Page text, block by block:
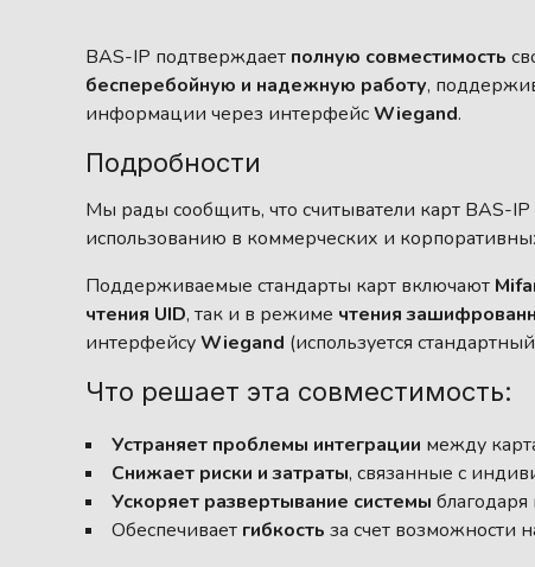
BAS-IP подтверждает полную совместимость
бесперебойную и надежную работу,
информации через интерфейсWiegand.
Подробности
Мы рады сообщить, что считыватели карт BAS-
использованию в коммерческих и
Поддерживаемые стандарты карт включают
чтения UID, так и в режиме чтения
интерфейсуWiegand (используется стандартный
Что решает эта совместимость:
Устраняет проблемы интеграции между
Снижает риски и затраты, связанные с
Ускоряет развертывание системы
Обеспечивает гибкость за счет возможности